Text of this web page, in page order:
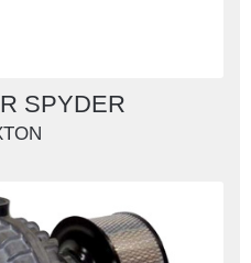
SPYDER